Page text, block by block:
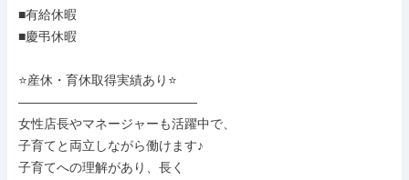
■有給休暇
■慶弔休暇
⭐産休・育休取得実績あり⭐
――――――――――――――
女性店長やマネージャーも活躍中で、
子育てと両立しながら働けます♪
子育てへの理解があり、長く